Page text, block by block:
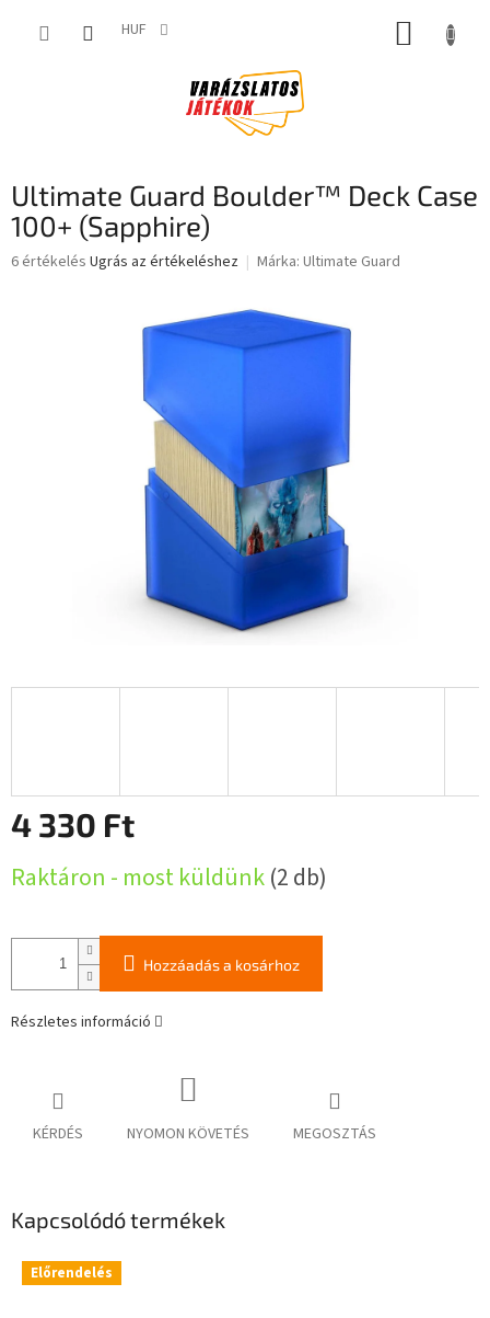
HUF KOSÁR
Ultimate Guard Boulder™ Deck Case
100+ (Sapphire)
A
6 értékelés Ugrás az értékeléshez Márka: Ultimate Guard
4 330 Ft
Raktáron - most küldünk(2 db)
Hozzáadás a kosárhoz
Részletes információ
KÉRDÉS NYOMON KÖVETÉS MEGOSZTÁS
Kapcsolódó termékek
Előrendelés